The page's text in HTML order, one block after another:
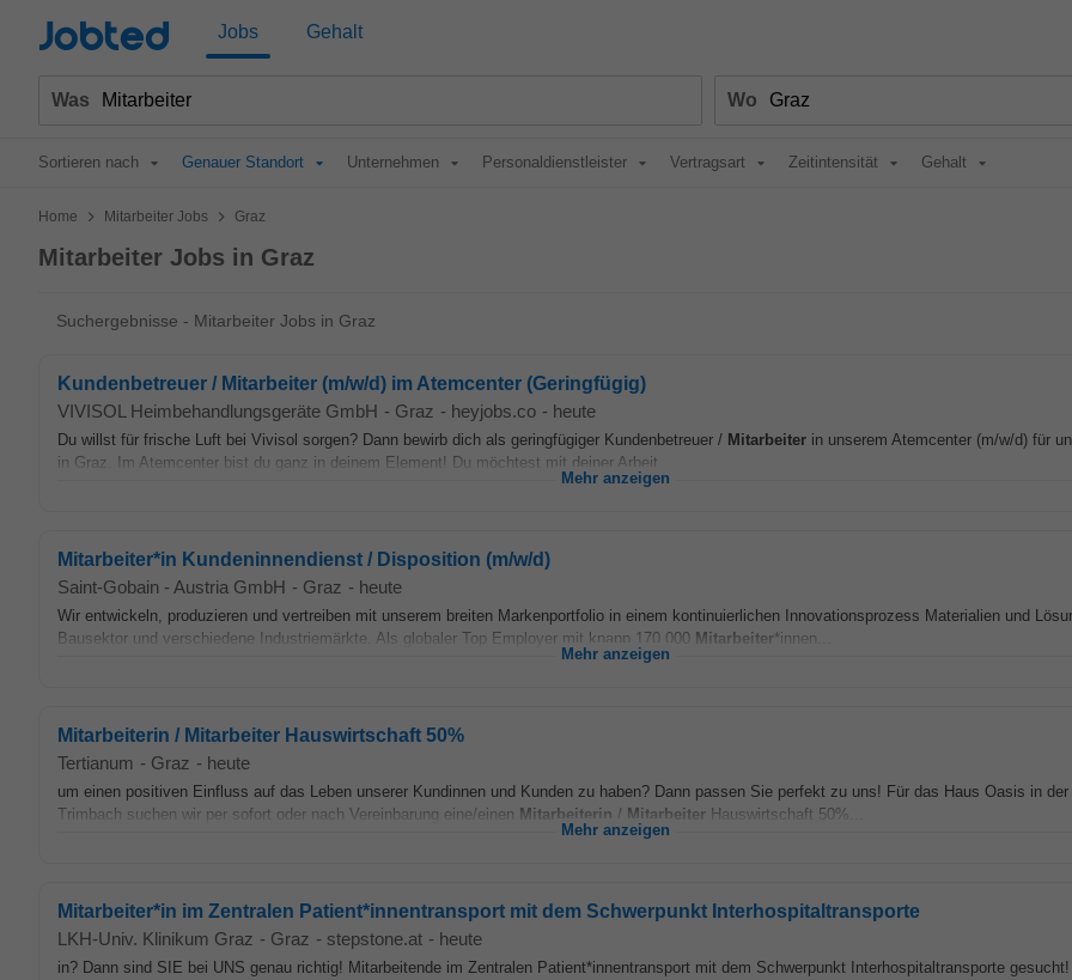
Jobted Jobs Gehalt
Was Wo
Sortieren nach Genauer Standort Unternehmen Personaldienstleister Vertragsart Zeitintensität Gehalt
Home > Mitarbeiter Jobs > Graz
Mitarbeiter Jobs in Graz
Suchergebnisse - Mitarbeiter Jobs in Graz
Kundenbetreuer / Mitarbeiter (m/w/d) im Atemcenter (Geringfügig)
VIVISOL Heimbehandlungsgeräte GmbH - Graz - heyjobs.co - heute
Du willst für frische Luft bei Vivisol sorgen? Dann bewirb dich als geringfügiger Kundenbetreuer / Mitarbeiter in unserem Atemcenter (m/w/d) für
in Graz. Im Atemcenter bist du ganz in deinem Element! Du möchtest mit deiner Arbeit...
Mehr anzeigen
Mitarbeiter*in Kundeninnendienst / Disposition (m/w/d)
Saint-Gobain - Austria GmbH - Graz - heute
Wir entwickeln, produzieren und vertreiben mit unserem breiten Markenportfolio in einem kontinuierlichen Innovationsprozess Materialien und
Bausektor und verschiedene Industriemärkte. Als globaler Top Employer mit knapp 170.000 Mitarbeiter*innen...
Mehr anzeigen
Mitarbeiterin / Mitarbeiter Hauswirtschaft 50%
Tertianum - Graz - heute
um einen positiven Einfluss auf das Leben unserer Kundinnen und Kunden zu haben? Dann passen Sie perfekt zu uns! Für das Haus Oasis in der
Trimbach suchen wir per sofort oder nach Vereinbarung eine/einen Mitarbeiterin / Mitarbeiter Hauswirtschaft 50%...
Mehr anzeigen
Mitarbeiter*in im Zentralen Patient*innentransport mit dem Schwerpunkt Interhospitaltransporte
LKH-Univ. Klinikum Graz - Graz - stepstone.at - heute
in? Dann sind SIE bei UNS genau richtig! Mitarbeitende im Zentralen Patient*innentransport mit dem Schwerpunkt Interhospitaltransporte